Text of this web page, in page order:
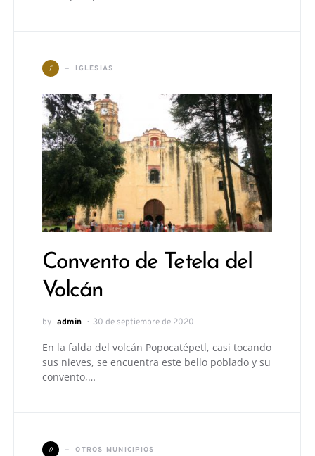
I IGLESIAS
Convento de Tetela del
Volcán
by admin 30 de septiembre de 2020
En la falda del volcán Popocatépetl, casi tocando
sus nieves, se encuentra este bello poblado y su
convento,…
O OTROS MUNICIPIOS